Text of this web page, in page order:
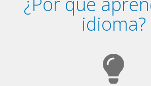
¿Por qué
idioma?